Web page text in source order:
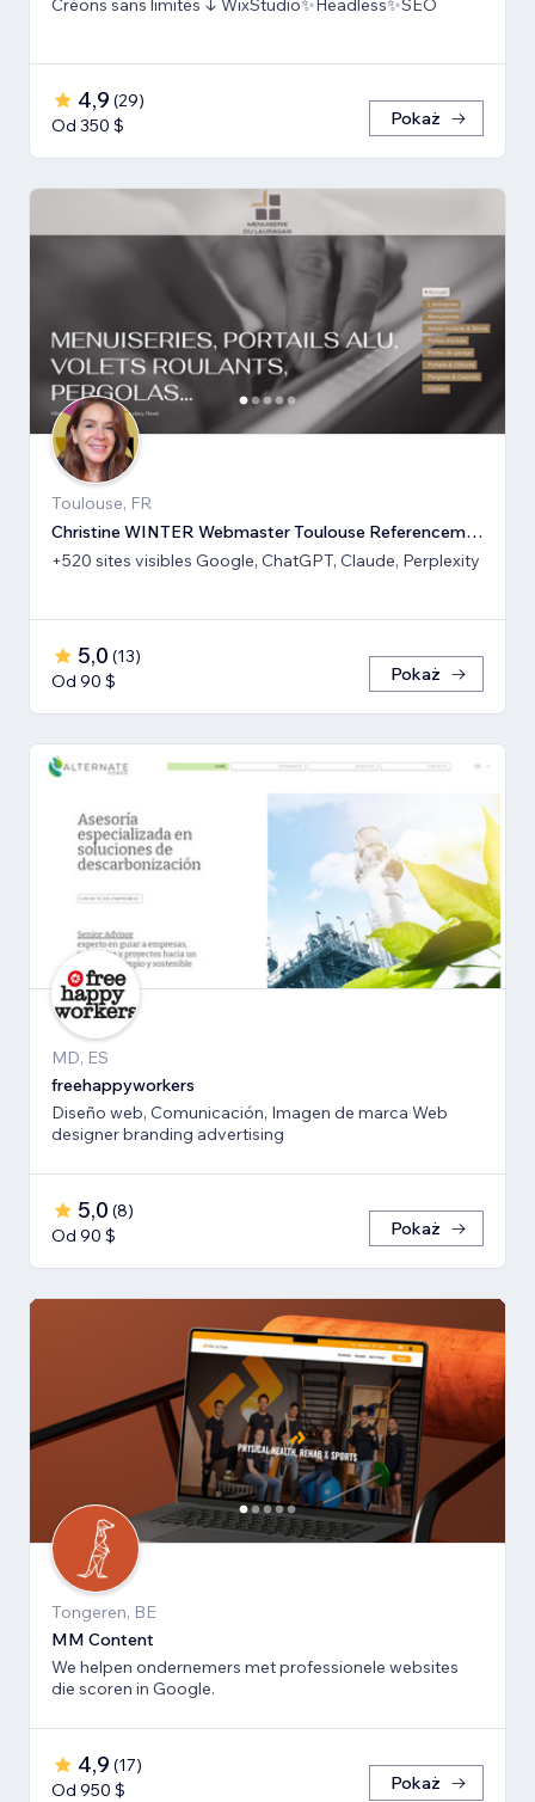
Créons sans limites ↓ WixStudio✨Headless✨SEO
4,9 (29)
Od 350 $
Pokaż
Toulouse, FR
Christine WINTER Webmaster Toulouse Referencement SEO GEO IA
+520 sites visibles Google, ChatGPT, Claude, Perplexity
5,0 (13)
Od 90 $
Pokaż
MD, ES
freehappyworkers
Diseño web, Comunicación, Imagen de marca Web
designer branding advertising
5,0 (8)
Od 90 $
Pokaż
Tongeren, BE
MM Content
We helpen ondernemers met professionele websites
die scoren in Google.
4,9 (17)
Od 950 $
Pokaż